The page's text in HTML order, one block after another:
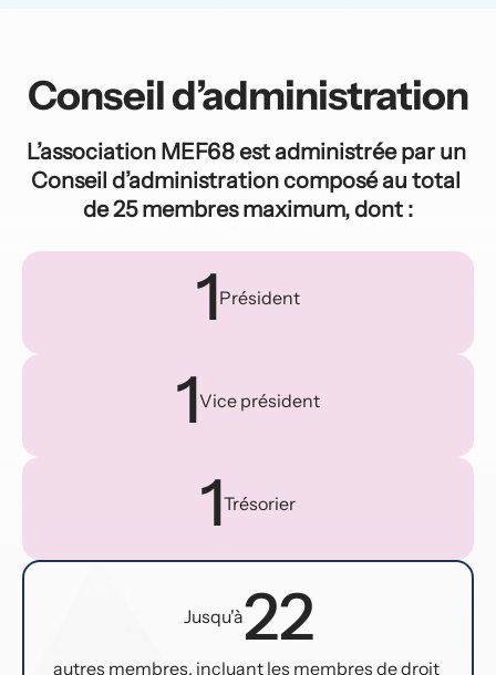
Conseil d’administration
L’association MEF68 est administrée par un
Conseil d’administration composé au total
de 25 membres maximum, dont :
1Président
1Vice président
1Trésorier
Jusqu'à22
autres membres, incluant les membres de droit